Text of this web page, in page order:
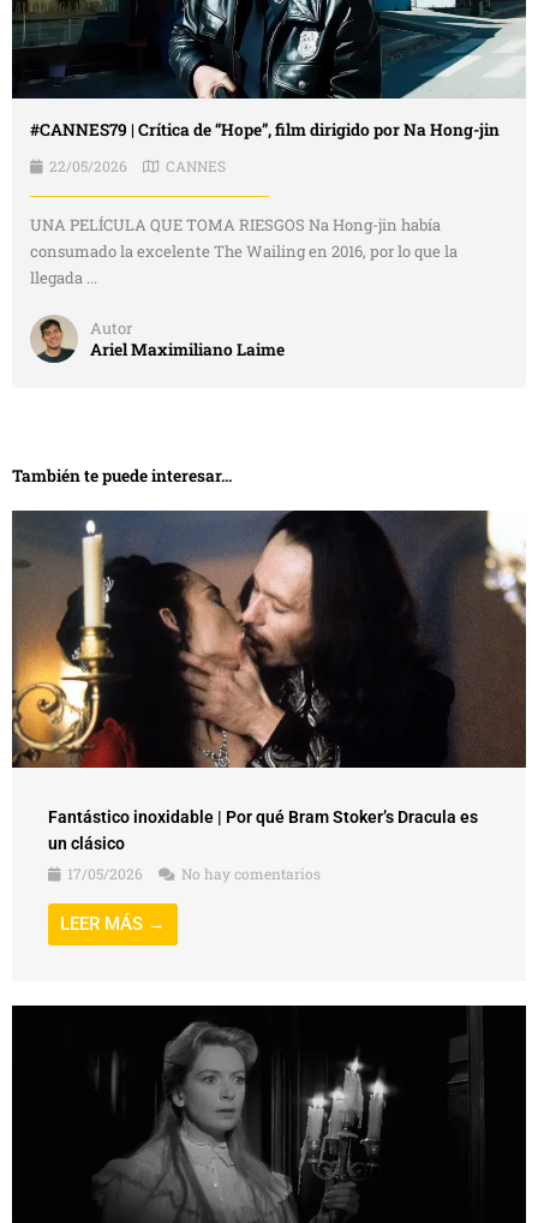
#CANNES79 | Crítica de “Hope”, film dirigido por Na Hong-jin
22/05/2026 CANNES
UNA PELÍCULA QUE TOMA RIESGOS Na Hong-jin había
consumado la excelente The Wailing en 2016, por lo que la
llegada ...
Autor
Ariel Maximiliano Laime
También te puede interesar...
Fantástico inoxidable | Por qué Bram Stoker’s Dracula es
un clásico
17/05/2026
No hay comentarios
LEER MÁS →